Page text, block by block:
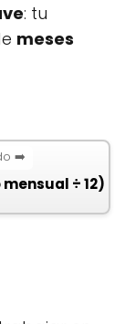
: tu
meses
÷ 12)